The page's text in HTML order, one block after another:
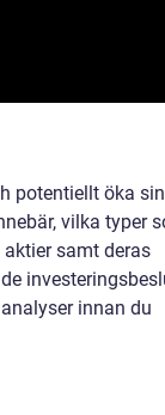
potentiellt öka sin
vilka typer
samt deras
innan du